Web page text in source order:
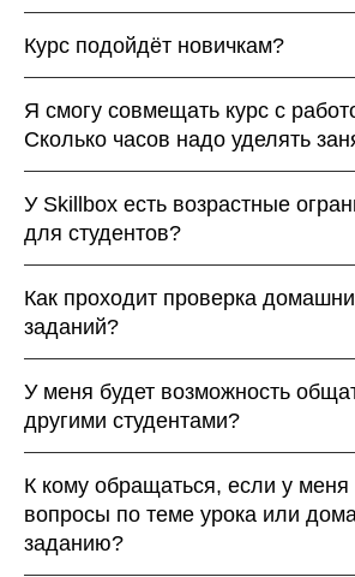
Курс подойдёт новичкам?
Я смогу совмещать курс с
Сколько часов надо уделять
У Skillbox есть возрастные
для студентов?
Как проходит проверка
заданий?
У меня будет возможность
другими студентами?
К кому обращаться, если у меня
вопросы по теме урока или
заданию?
Бесплатные мини-курсы, гайды и